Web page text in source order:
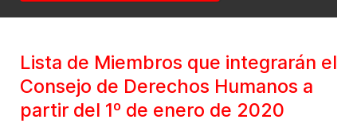
Lista de Miembros que integrarán el
Consejo de Derechos Humanos a
partir del 1º de enero de 2020